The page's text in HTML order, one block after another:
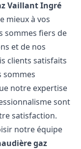
VaillantIngré
mieux à vos
sommes fiers de
et de nos
clients satisfaits
sommes
notre expertise
sont
satisfaction.
notre équipe
gaz